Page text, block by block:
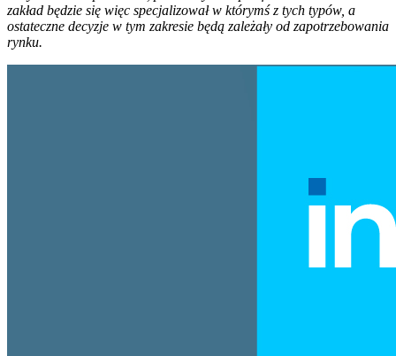
zakład będzie się więc specjalizował w którymś z tych typów, a
ostateczne decyzje w tym zakresie będą zależały od zapotrzebowania
rynku.